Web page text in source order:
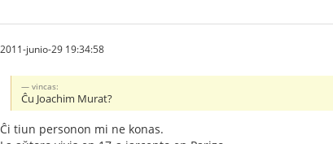
2011-junio-29 19:34:58
vincas:
Ĉu Joachim Murat?
Ĉi tiun personon mi ne konas.